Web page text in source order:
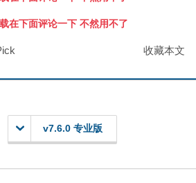
在下面评论一下 不然用不了
收藏本文
v7.6.0 专业版